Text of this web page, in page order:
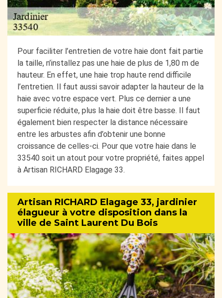
Pour faciliter l’entretien de votre haie dont fait partie
la taille, n’installez pas une haie de plus de 1,80 m de
hauteur. En effet, une haie trop haute rend difficile
l’entretien. Il faut aussi savoir adapter la hauteur de la
haie avec votre espace vert. Plus ce dernier a une
superficie réduite, plus la haie doit être basse. Il faut
également bien respecter la distance nécessaire
entre les arbustes afin d’obtenir une bonne
croissance de celles-ci. Pour que votre haie dans le
33540 soit un atout pour votre propriété, faites appel
à Artisan RICHARD Elagage 33.
Artisan RICHARD Elagage 33, jardinier
élagueur à votre disposition dans la
ville de Saint Laurent Du Bois